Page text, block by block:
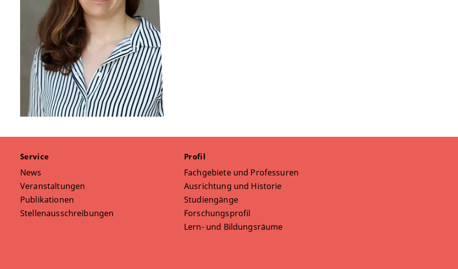
Service
News
Veranstaltungen
Publikationen
Stellenausschreibungen
Profil
Fachgebiete und Professuren
Ausrichtung und Historie
Studiengänge
Forschungsprofil
Lern- und Bildungsräume